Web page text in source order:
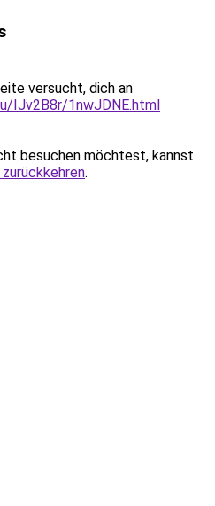
versucht, dich an
IJv2B8r/1nwJDNE.html
besuchen möchtest, kannst
.